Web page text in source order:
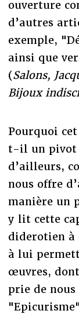
ouverture
d’autres
exemple,
ainsi que
(Salons,
Bijoux
Pourquoi
t-il un pivot
d’ailleurs,
nous offre
manière un
y lit cette
diderotien à
à lui
œuvres,
prie de